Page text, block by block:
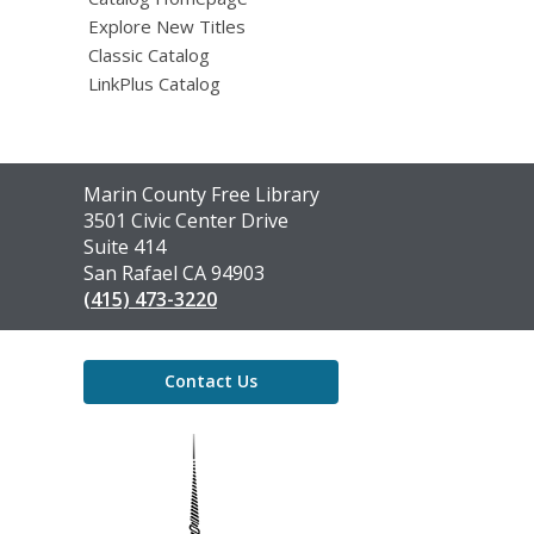
Explore New Titles
Classic Catalog
LinkPlus Catalog
Contact
the
Library
Marin County Free Library
3501 Civic Center Drive
Suite 414
San Rafael CA 94903
(415) 473-3220
Contact Us